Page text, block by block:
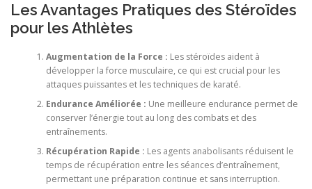
Les Avantages Pratiques des Stéroïdes
pour les Athlètes
Augmentation de la Force : Les stéroïdes aident à
développer la force musculaire, ce qui est crucial pour les
attaques puissantes et les techniques de karaté.
Endurance Améliorée : Une meilleure endurance permet de
conserver l’énergie tout au long des combats et des
entraînements.
Récupération Rapide : Les agents anabolisants réduisent le
temps de récupération entre les séances d’entraînement,
permettant une préparation continue et sans interruption.